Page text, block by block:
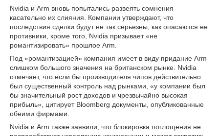
Nvidia и Arm вновь попытались развеять сомнения
касательно их слияния. Компании утверждают, что
последствия сделки будут не так серьезны, как опасаются ее
противники, кроме того, Nvidia призывает «не
романтизировать» прошлое Arm.
Под «романтизацией» компания имеет в виду придание Arm
слишком большого значения на британском рынке. Nvidia
отмечает, что если бы производителя чипов действительно
был существенный контроль над рынками, «у компании был
бы значительный рост доходов и чрезвычайно высокая
прибыль», цитирует Bloomberg документы, опубликованные
обеими фирмами.
Nvidia и Arm также заявили, что блокировка поглощения не